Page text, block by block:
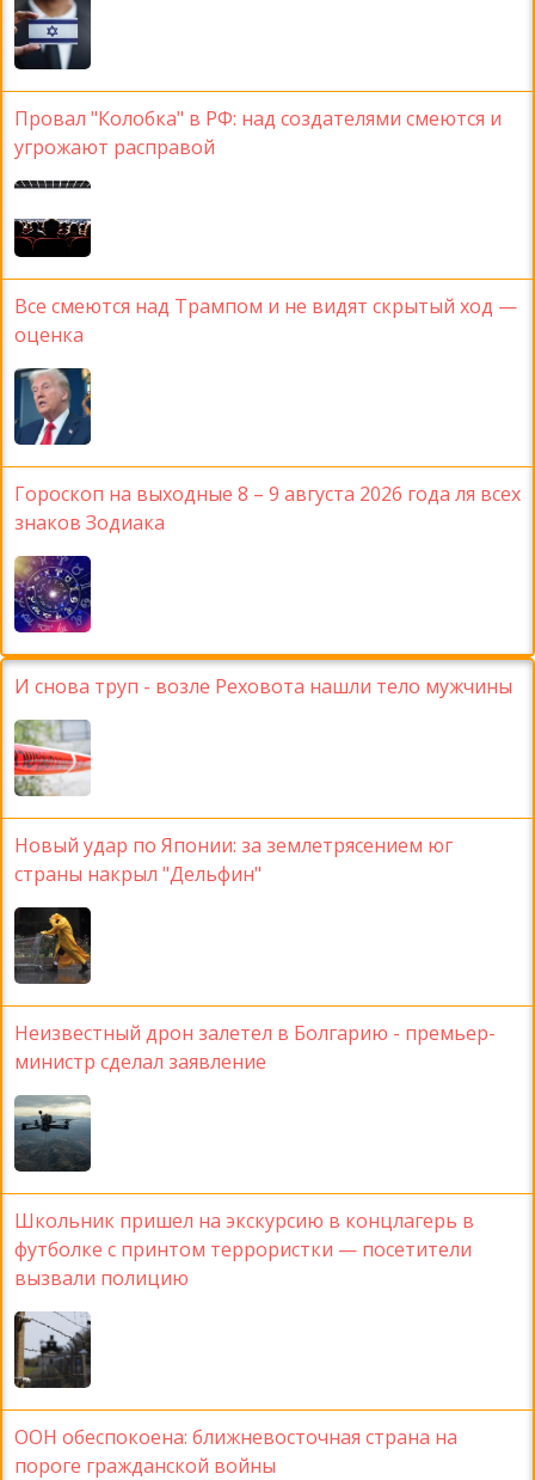
Провал "Колобка" в РФ: над создателями смеются и
угрожают расправой
Все смеются над Трампом и не видят скрытый ход —
оценка
Гороскоп на выходные 8 – 9 августа 2026 года ля всех
знаков Зодиака
И снова труп - возле Реховота нашли тело мужчины
Новый удар по Японии: за землетрясением юг
страны накрыл "Дельфин"
Неизвестный дрон залетел в Болгарию - премьер-
министр сделал заявление
Школьник пришел на экскурсию в концлагерь в
футболке с принтом террористки — посетители
вызвали полицию
ООН обеспокоена: ближневосточная страна на
пороге гражданской войны